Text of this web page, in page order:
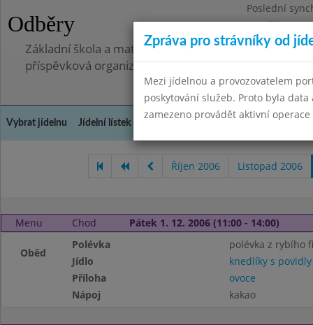
Odběry
Poslední
Pondělí
Základní škola a mateřská škola, Pavlovice u
příspěvková organizace
Vybrat jídelnu Jídelní lístek Kontakty a informace
Říjen 2006 Listopad 2006
Menu Chod Pátek 1. 12. 2006 (11:00 - 14:00)
Oběd
Polévka
polévka z rybího
Jídlo
knedlíky s povidly
Příloha
ovoce
Nápoj
kakao
Zpráva pro strávníky od
Mezi jídelnou a provozovatelem
poskytování služeb. Proto byla
zamezeno provádět aktivní